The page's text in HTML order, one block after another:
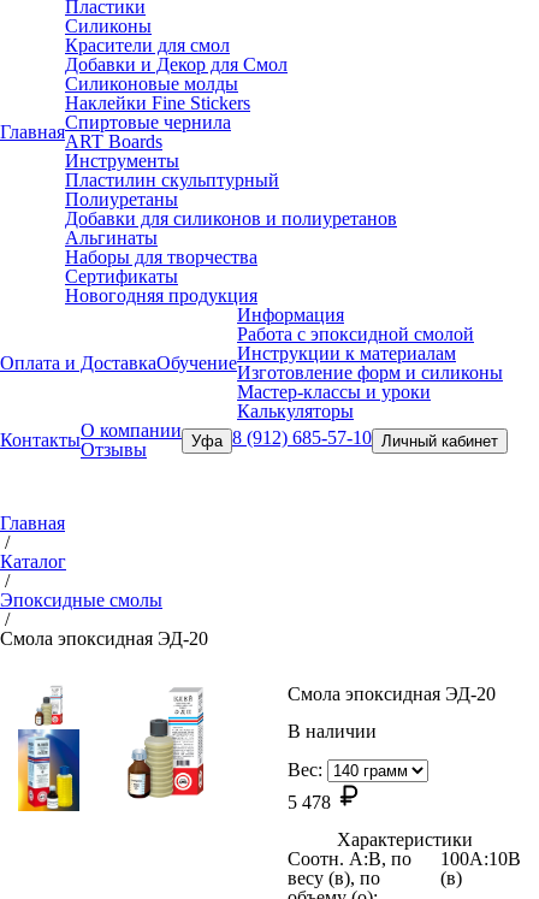
Главная
Пластики
Силиконы
Красители для смол
Добавки и Декор для Смол
Силиконовые молды
Наклейки Fine Stickers
Спиртовые чернила
ART Boards
Инструменты
Пластилин скульптурный
Полиуретаны
Добавки для силиконов и полиуретанов
Альгинаты
Наборы для творчества
Сертификаты
Новогодняя продукция
Оплата и ДоставкаОбучение
Информация
Работа с эпоксидной смолой
Инструкции к материалам
Изготовление форм и силиконы
Мастер-классы и уроки
Калькуляторы
КонтактыО компании
Отзывы
Уфа 8 (912) 685-57-10 Личный кабинет
Главная
/
Каталог
/
Эпоксидные смолы
/
Смола эпоксидная ЭД-20
Смола эпоксидная ЭД-20
В наличии
Вес:
5 478
Характеристики
Соотн. A:B, по
весу (в), по
100A:10B
(в)